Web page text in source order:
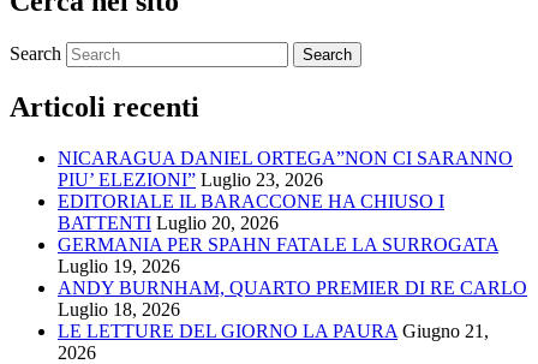
Search
Articoli recenti
NICARAGUA DANIEL ORTEGA”NON CI SARANNO
PIU’ ELEZIONI” Luglio 23, 2026
EDITORIALE IL BARACCONE HA CHIUSO I
BATTENTI Luglio 20, 2026
GERMANIA PER SPAHN FATALE LA SURROGATA
Luglio 19, 2026
ANDY BURNHAM, QUARTO PREMIER DI RE CARLO
Luglio 18, 2026
LE LETTURE DEL GIORNO LA PAURA Giugno 21,
2026